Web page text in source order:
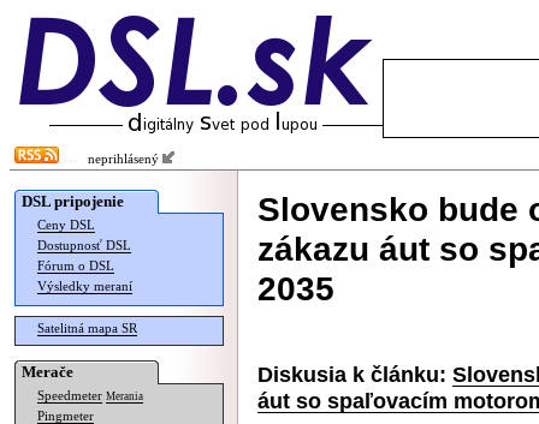
neprihlásený
DSL pripojenie
Ceny DSL
Dostupnosť DSL
Fórum o DSL
Výsledky meraní
Satelitná mapa SR
Merače
Speedmeter Merania
Pingmeter
Slovensko bude
zákazu áut so
2035
Diskusia k článku:
áut so spaľovacím